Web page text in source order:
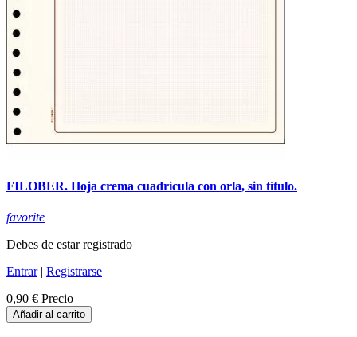
FILOBER. Hoja crema cuadricula con orla, sin título.
favorite
Debes de estar registrado
Entrar| Registrarse
0,90 € Precio
Añadir al carrito